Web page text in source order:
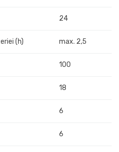
24
(h) max. 2,5
100
18
6
6